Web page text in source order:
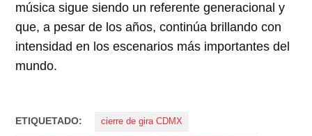
música sigue siendo un referente generacional y
que, a pesar de los años, continúa brillando con
intensidad en los escenarios más importantes del
mundo.
ETIQUETADO: cierre de gira CDMX